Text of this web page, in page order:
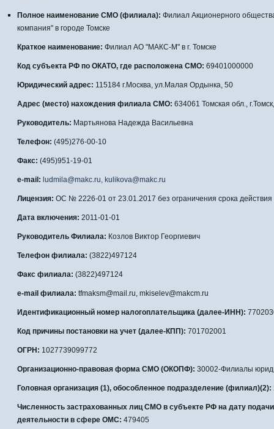
Полное наименование СМО (филиала): Филиал Акционерного
компания" в городе Томске
Краткое наименование: Филиал АО "МАКС-М" в г. Томске
Код субъекта РФ по ОКАТО, где расположена СМО: 69401000000
Юридический адрес: 115184 г.Москва, ул.Малая Ордынка, 50
Адрес (место) нахождения филиала СМО: 634061 Томская обл.,
Руководитель: Мартьянова Надежда Васильевна
Телефон: (495)276-00-10
Факс: (495)951-19-01
e-mail: ludmila@makc.ru, kulikova@makc.ru
Лицензия: ОС № 2226-01 от 23.01.2017 без ограничения срока действия
Дата включения: 2011-01-01
Руководитель Филиала: Козлов Виктор Георгиевич
Телефон филиала: (3822)497124
Факс филиала: (3822)497124
e-mail филиала: tfmaksm@mail.ru, mkiselev@makcm.ru
Идентификационный номер налогоплательщика (далее-ИНН):
Код причины постановки на учет (далее-КПП): 701702001
ОГРН: 1027739099772
Организационно-правовая форма СМО (ОКОПФ): 30002-Филиалы
Головная организация (1), обособленное подразделение (филиал)(2):
Численность застрахованных лиц СМО в субъекте РФ на дату
деятельности в сфере ОМС: 479405